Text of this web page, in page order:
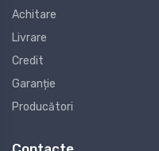
Achitare
Livrare
Credit
Garanție
Producători